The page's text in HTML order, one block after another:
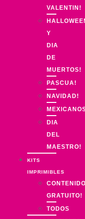
VALENTIN!
Y
DIA
DE
MUERTOS!
PASCUA!
NAVIDAD!
DIA
DEL
MAESTRO!
KITS
IMPRIMIBLES
CONTENIDO
GRATUITO!
TODOS